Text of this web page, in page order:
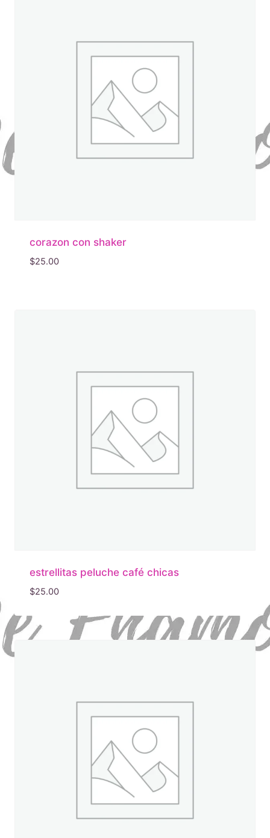
corazon con shaker
$25.00
estrellitas peluche café chicas
$25.00